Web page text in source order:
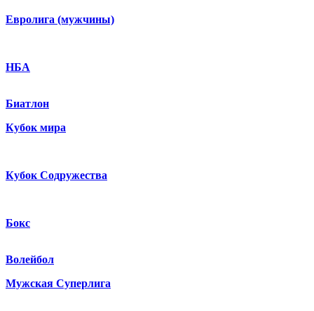
Евролига (мужчины)
НБА
Биатлон
Кубок мира
Кубок Содружества
Бокс
Волейбол
Мужская Суперлига